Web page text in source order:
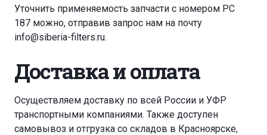
ATLAS COPCO QAS 168
ATLAS COPCO QAS 228 GD
ATLAS COPCO QAS 366
Уточнить применяемость запчасти с номером PC
187 можно, отправив запрос нам на почту
info@siberia-filters.ru.
Доставка и оплата
Осуществляем доставку по всей России и УФР
транспортными компаниями. Также доступен
самовывоз и отгрузка со складов в Красноярске,